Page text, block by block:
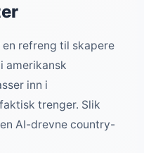
refreng til skapere
amerikansk
inn i
trenger. Slik
AI-drevne country-